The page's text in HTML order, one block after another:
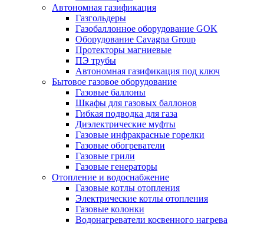
Автономная газификация
Газгольдеры
Газобаллонное оборудование GOK
Оборудование Cavagna Group
Протекторы магниевые
ПЭ трубы
Автономная газификация под ключ
Бытовое газовое оборудование
Газовые баллоны
Шкафы для газовых баллонов
Гибкая подводка для газа
Диэлектрические муфты
Газовые инфракрасные горелки
Газовые обогреватели
Газовые грили
Газовые генераторы
Отопление и водоснабжение
Газовые котлы отопления
Электрические котлы отопления
Газовые колонки
Водонагреватели косвенного нагрева